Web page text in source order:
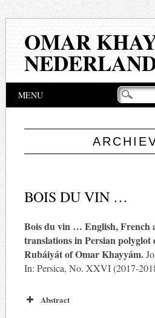
OMAR
Hoofdmenu
springen
MENU
BOIS DU VIN …
Bois du vin … English, French
translations in Persian polyglot
Rubáiyát of Omar Khayyám.
In: Persica, No. XXVI (2017-
Abstract